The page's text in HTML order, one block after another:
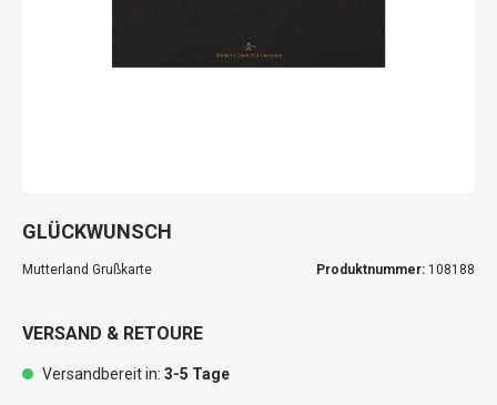
GLÜCKWUNSCH
Mutterland Grußkarte Produktnummer: 108188
VERSAND & RETOURE
Versandbereit in: 3-5 Tage